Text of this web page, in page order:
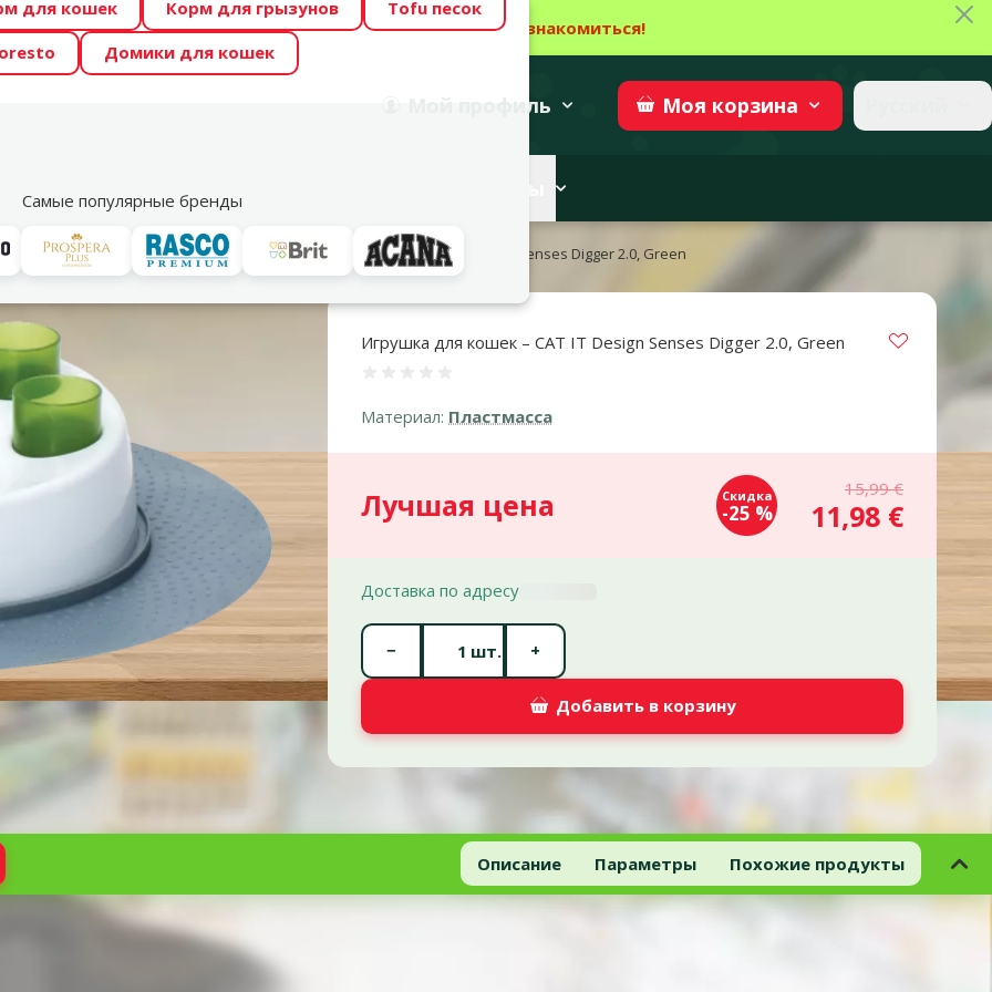
предлагает отличные цены на ТОП-овые корма! 🍖 → Ознакомиться!
ŪSAIŅI”! Возможно Твой питомец станет звездой 2027 Участвовать
профиль Моя корзина
для кошек Корм для грызунов
Tofu песок
Домики для кошек
Самые популярные бренды
Акции
тоннели Интерактивные игрушки Игрушка для кошек CAT IT Design Senses Digger 2.0, Green
Игрушка для кошек – CAT IT Design Senses Digger 2.0, Green
Материал: Пластмасса
Лучшая цена Скидка
-25 %
15,99 €
11,98 €
Доставка по адресу
шт.
− +
Добавить в корзину
Описание Параметры Похожие продукты